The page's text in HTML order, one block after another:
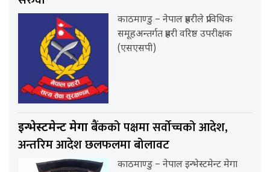
काठमाण्डु – नेपाल प्रहरीले प्राविधिक
समूहअन्तर्गत प्रहरी वरिष्ठ उपरीक्षक
(एसएसपी)
इन्भेस्टमेन्ट मेगाबैंकको पक्षमा सर्वाेच्चको आदेश,
अन्तरिम आदेश छलफलमा बोलावट
काठमाण्डु – नेपाल इन्भेस्टमेन्ट मेगा